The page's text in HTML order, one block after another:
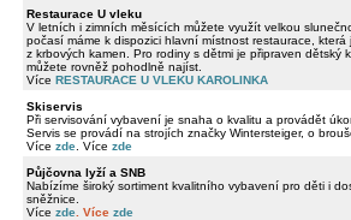
Restaurace U vleku
V letních i zimních měsících můžete využít velkou
počasí máme k dispozici hlavní místnost restaurace,
z krbových kamen. Pro rodiny s dětmi je připraven
můžete rovněž pohodlně najíst.
Více RESTAURACE U VLEKU KAROLINKA
Skiservis
Při servisování vybavení je snaha o kvalitu a provádět
Servis se provádí na strojích značky Wintersteiger, o
Více zde . Více zde
Půjčovna lyží a SNB
Nabízíme široký sortiment kvalitního vybavení pro děti i
sněžnice.
Více zde . Více zde